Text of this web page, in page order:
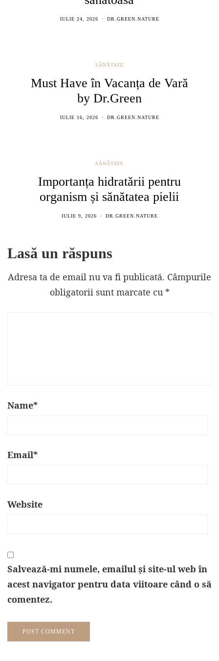
IULIE 24, 2026 DR.GREEN.NATURE
SĂNĂTATE
Must Have în Vacanța de Vară
by Dr.Green
IULIE 16, 2026 DR.GREEN.NATURE
SĂNĂTATE
Importanța hidratării pentru
organism și sănătatea pielii
IULIE 9, 2026 DR.GREEN.NATURE
Lasă un răspuns
Adresa ta de email nu va fi publicată. Câmpurile
obligatorii sunt marcate cu *
Name*
Email*
Website
Salvează-mi numele, emailul și site-ul web în
acest navigator pentru data viitoare când o să
comentez.